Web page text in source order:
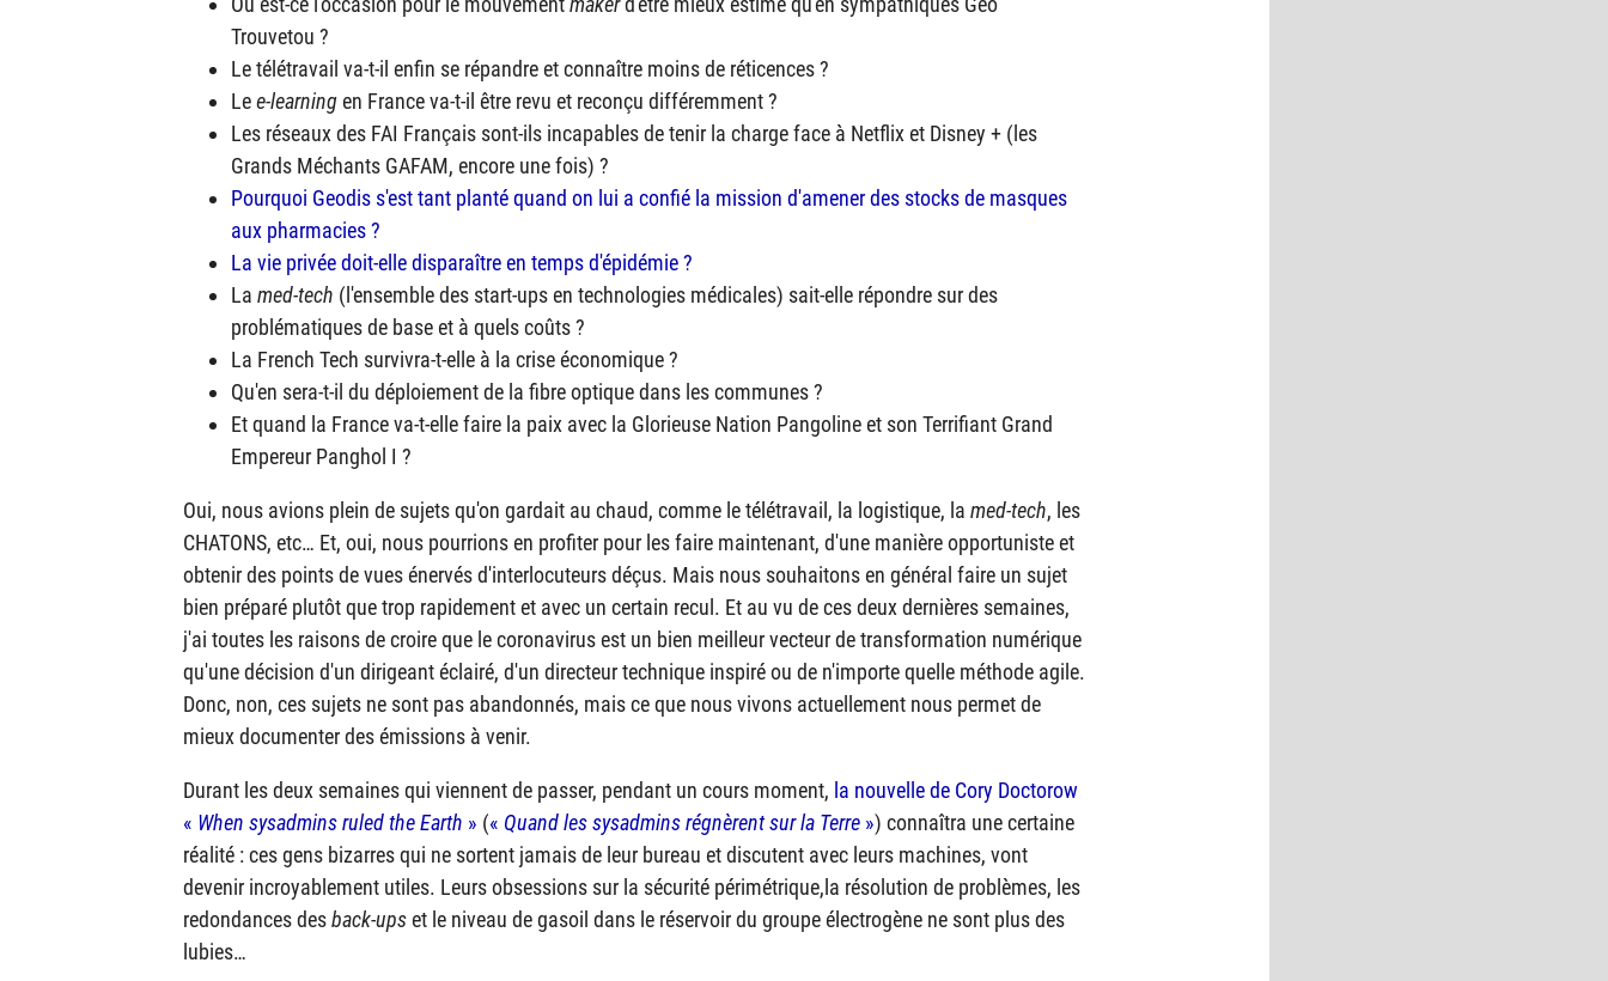
Trouvetou ?
Le télétravail va-t-il enfin se répandre et connaître moins de réticences ?
Lee-learningen France va-t-il être revu et reconçu différemment ?
Les réseaux des FAI Français sont-ils incapables de tenir la charge face à Netflix et Disney + (les
Grands Méchants GAFAM, encore une fois) ?
Pourquoi Geodis s'est tant planté quand on lui a confié la mission d'amener des stocks de masques
aux pharmacies ?
La vie privée doit-elle disparaître en temps d'épidémie ?
La med-tech (l'ensemble des start-ups en technologies médicales) sait-elle répondre sur des
problématiques de base et à quels coûts ?
La French Tech survivra-t-elle à la crise économique ?
Qu'en sera-t-il du déploiement de la fibre optique dans les communes ?
Et quand la France va-t-elle faire la paix avec la Glorieuse Nation Pangoline et son Terrifiant Grand
Empereur Panghol I ?
Oui, nous avions plein de sujets qu'on gardait au chaud, comme le télétravail, la logistique, la med-tech, les
CHATONS, etc… Et, oui, nous pourrions en profiter pour les faire maintenant, d'une manière opportuniste et
obtenir des points de vues énervés d'interlocuteurs déçus. Mais nous souhaitons en général faire un sujet
bien préparé plutôt que trop rapidement et avec un certain recul. Et au vu de ces deux dernières semaines,
j'ai toutes les raisons de croire que le coronavirus est un bien meilleur vecteur de transformation numérique
qu'une décision d'un dirigeant éclairé, d'un directeur technique inspiré ou de n'importe quelle méthode agile.
Donc, non, ces sujets ne sont pas abandonnés, mais ce que nous vivons actuellement nous permet de
mieux documenter des émissions à venir.
Durant les deux semaines qui viennent de passer, pendant un cours moment, la nouvelle de Cory Doctorow
« When sysadmins ruled the Earth » (« Quand lessysadminsrégnèrent sur la Terre») connaîtra une certaine
réalité : ces gens bizarres qui ne sortent jamais de leur bureau et discutent avec leurs machines, vont
devenir incroyablement utiles. Leurs obsessions sur la sécurité périmétrique,la résolution de problèmes, les
redondances desback-upset le niveau de gasoil dans le réservoir du groupe électrogène ne sont plus des
lubies…